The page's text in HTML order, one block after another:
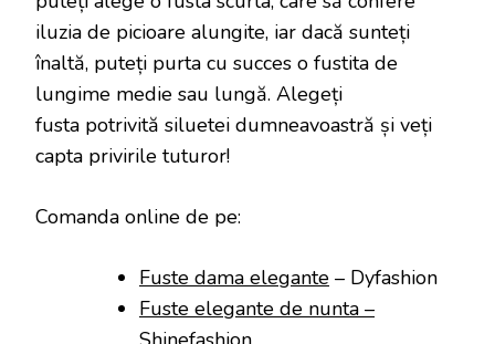
iluzia de picioare alungite, iar dacă sunteți
înaltă, puteți purta cu succes o fustita de
lungime medie sau lungă. Alegeți
fusta potrivită siluetei dumneavoastră și veți
capta privirile tuturor!
Comanda online de pe:
Fuste dama elegante – Dyfashion
Fuste elegante de nunta –